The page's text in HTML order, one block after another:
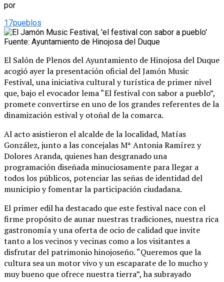
por
17pueblos
Fuente: Ayuntamiento de Hinojosa del Duque
El Salón de Plenos del Ayuntamiento de Hinojosa del Duque
acogió ayer la presentación oficial del Jamón Music
Festival, una iniciativa cultural y turística de primer nivel
que, bajo el evocador lema “El festival con sabor a pueblo”,
promete convertirse en uno de los grandes referentes de la
dinamización estival y otoñal de la comarca.
Al acto asistieron el alcalde de la localidad, Matías
González, junto a las concejalas Mª Antonia Ramírez y
Dolores Aranda, quienes han desgranado una
programación diseñada minuciosamente para llegar a
todos los públicos, potenciar las señas de identidad del
municipio y fomentar la participación ciudadana.
El primer edil ha destacado que este festival nace con el
firme propósito de aunar nuestras tradiciones, nuestra rica
gastronomía y una oferta de ocio de calidad que invite
tanto a los vecinos y vecinas como a los visitantes a
disfrutar del patrimonio hinojoseño. “Queremos que la
cultura sea un motor vivo y un escaparate de lo mucho y
muy bueno que ofrece nuestra tierra”, ha subrayado